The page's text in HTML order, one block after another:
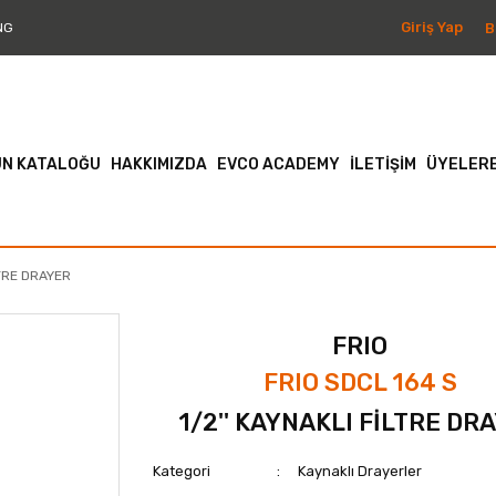
Giriş Yap
KATALOĞU HAKKIMIZDA EVCO ACADEMY İLETİŞİM
DRAYER
FRIO
FRIO SDCL 164 S
1/2'' KAYNAKLI FİLTRE
Kategori
Kaynaklı Drayerler